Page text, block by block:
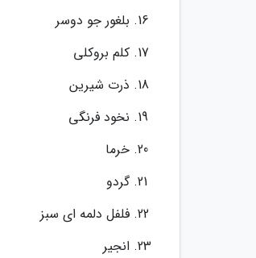
بلغور جو دوسر
کلم بروکلی
ذرت شیرین
نخود فرنگی
خرما
گردو
فلفل دلمه ای سبز
انجیر